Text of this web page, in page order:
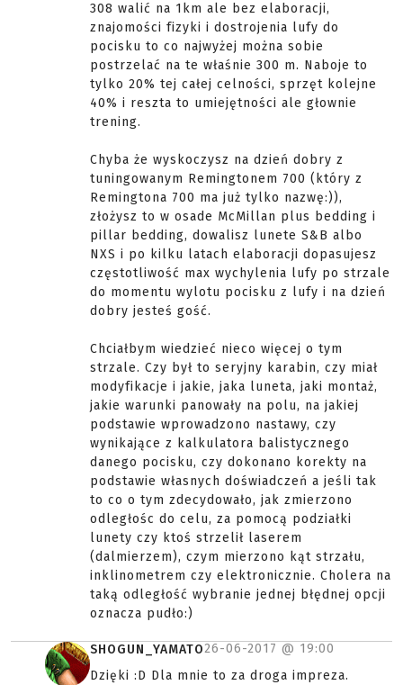
308 walić na 1km ale bez elaboracji,
znajomości fizyki i dostrojenia lufy do
pocisku to co najwyżej można sobie
postrzelać na te właśnie 300 m. Naboje to
tylko 20% tej całej celności, sprzęt kolejne
40% i reszta to umiejętności ale głownie
trening.
Chyba że wyskoczysz na dzień dobry z
tuningowanym Remingtonem 700 (który z
Remingtona 700 ma już tylko nazwę:)),
złożysz to w osade McMillan plus bedding i
pillar bedding, dowalisz lunete S&B albo
NXS i po kilku latach elaboracji dopasujesz
częstotliwość max wychylenia lufy po strzale
do momentu wylotu pocisku z lufy i na dzień
dobry jesteś gość.
Chciałbym wiedzieć nieco więcej o tym
strzale. Czy był to seryjny karabin, czy miał
modyfikacje i jakie, jaka luneta, jaki montaż,
jakie warunki panowały na polu, na jakiej
podstawie wprowadzono nastawy, czy
wynikające z kalkulatora balistycznego
danego pocisku, czy dokonano korekty na
podstawie własnych doświadczeń a jeśli tak
to co o tym zdecydowało, jak zmierzono
odległośc do celu, za pomocą podziałki
lunety czy ktoś strzelił laserem
(dalmierzem), czym mierzono kąt strzału,
inklinometrem czy elektronicznie. Cholera na
taką odległość wybranie jednej błędnej opcji
oznacza pudło:)
SHOGUN_YAMATO26-06-2017 @ 19:00
Dzięki :D Dla mnie to za droga impreza.